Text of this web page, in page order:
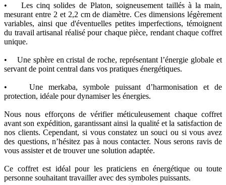
• Les cinq solides de Platon, soigneusement taillés à la main,
mesurant entre 2 et 2,2 cm de diamètre. Ces dimensions légèrement
variables, ainsi que d'éventuelles petites imperfections, témoignent
du travail artisanal réalisé pour chaque pièce, rendant chaque coffret
unique.
• Une sphère en cristal de roche, représentant l’énergie globale et
servant de point central dans vos pratiques énergétiques.
• Une merkaba, symbole puissant d’harmonisation et de
protection, idéale pour dynamiser les énergies.
Nous nous efforçons de vérifier méticuleusement chaque coffret
avant son expédition, garantissant ainsi la qualité et la satisfaction de
nos clients. Cependant, si vous constatez un souci ou si vous avez
des questions, n’hésitez pas à nous contacter. Nous serons ravis de
vous assister et de trouver une solution adaptée.
Ce coffret est idéal pour les praticiens en énergétique ou toute
personne souhaitant travailler avec des symboles puissants.